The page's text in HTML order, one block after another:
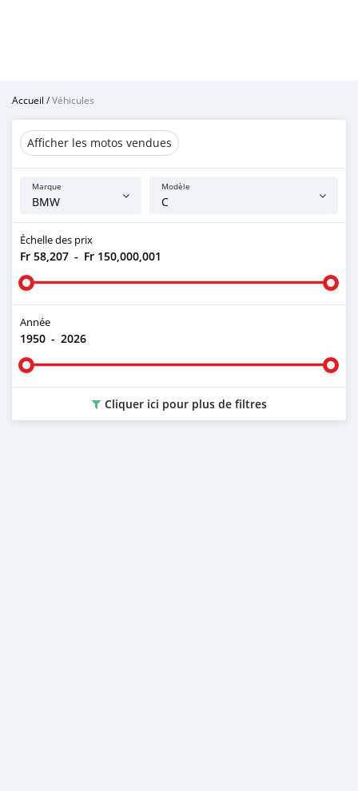
Accueil /Véhicules
Afficher les motos vendues
Marque Modèle
Échelle des prix
Fr 58,207 - Fr 150,000,001
Année
1950 - 2026
Cliquer ici pour plus de filtres